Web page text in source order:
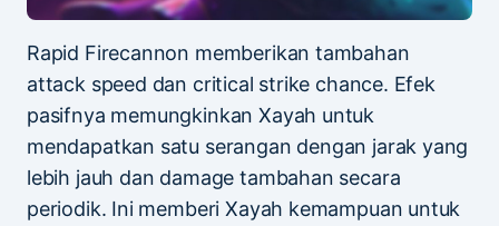
Rapid Firecannon memberikan tambahan
attack speed dan critical strike chance. Efek
pasifnya memungkinkan Xayah untuk
mendapatkan satu serangan dengan jarak yang
lebih jauh dan damage tambahan secara
periodik. Ini memberi Xayah kemampuan untuk